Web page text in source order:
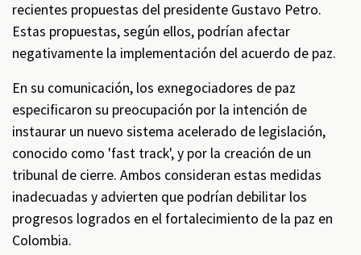
recientes propuestas del presidente Gustavo Petro.
Estas propuestas, según ellos, podrían afectar
negativamente la implementación del acuerdo de paz.
En su comunicación, los exnegociadores de paz
especificaron su preocupación por la intención de
instaurar un nuevo sistema acelerado de legislación,
conocido como 'fast track', y por la creación de un
tribunal de cierre. Ambos consideran estas medidas
inadecuadas y advierten que podrían debilitar los
progresos logrados en el fortalecimiento de la paz en
Colombia.